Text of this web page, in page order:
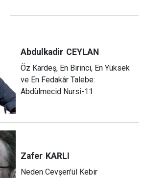
Abdulkadir CEYLAN
Öz Kardeş, En Birinci, En Yüksek
ve En Fedakâr Talebe:
Abdülmecid Nursi-11
Zafer KARLI
Neden Cevşen’ül Kebir